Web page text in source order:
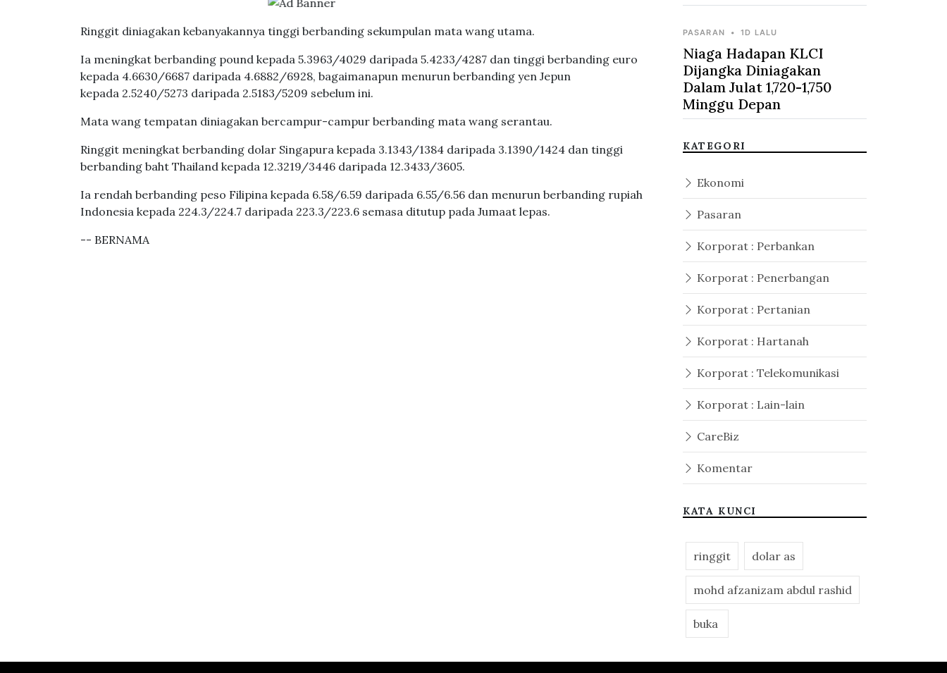
Ringgit diniagakan kebanyakannya tinggi berbanding sekumpulan mata wang utama.
Ia meningkat berbanding pound kepada 5.3963/4029 daripada 5.4233/4287 dan tinggi berbanding euro
kepada 4.6630/6687 daripada 4.6882/6928, bagaimanapun menurun berbanding yen Jepun
kepada 2.5240/5273 daripada 2.5183/5209 sebelum ini.
Mata wang tempatan diniagakan bercampur-campur berbanding mata wang serantau.
Ringgit meningkat berbanding dolar Singapura kepada 3.1343/1384 daripada 3.1390/1424 dan tinggi
berbanding baht Thailand kepada 12.3219/3446 daripada 12.3433/3605.
Ia rendah berbanding peso Filipina kepada 6.58/6.59 daripada 6.55/6.56 dan menurun berbanding rupiah
Indonesia kepada 224.3/224.7 daripada 223.3/223.6 semasa ditutup pada Jumaat lepas.
-- BERNAMA
PASARAN • 1D LALU
Niaga Hadapan KLCI
Dijangka Diniagakan
Dalam Julat 1,720-1,750
Minggu Depan
KATEGORI
Ekonomi
Pasaran
Korporat : Perbankan
Korporat : Penerbangan
Korporat : Pertanian
Korporat : Hartanah
Korporat : Telekomunikasi
Korporat : Lain-lain
CareBiz
Komentar
KATA KUNCI
ringgit dolar as
mohd afzanizam abdul rashid
buka